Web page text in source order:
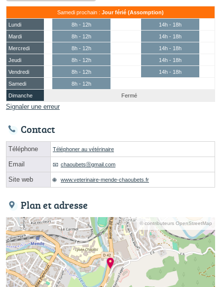
Samedi prochain : Jour férié (Assomption)
Lundi 8h - 12h
14h - 18h
Mardi
8h - 12h
14h - 18h
Mercredi
8h - 12h
14h - 18h
Jeudi
8h - 12h
14h - 18h
Vendredi
8h - 12h
14h - 18h
Samedi
8h - 12h
Dimanche
Fermé
Signaler une erreur
Contact
Téléphone Téléphoner au vétérinaire
Email chaoubetsⓐgmail.com
Site web www.veterinaire-mende-chaoubets.fr
Plan et adresse
© contributeurs OpenStreetMap